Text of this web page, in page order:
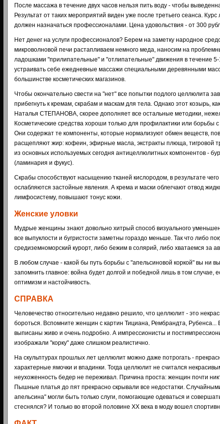
После массажа в течение двух часов нельзя пить воду - чтобы
Результат от таких мероприятий виден уже после третьего сеанса.
должен назначаться профессионалами. Цена удовольствия - от 300
Нет денег на услуги профессионалов? Берем на заметку народное
микроволновой печи растапливаем немного меда, наносим на
ладошками "прилипательные" и "отлипательные" движения в течение
устраивать себе ежедневные массажи специальными деревянными
большинстве косметических магазинов.
Чтобы окончательно свести на "нет" все попытки подлого целлюлита
прибегнуть к кремам, скрабам и маскам для тела. Однако этот козырь,
Наталья СТЕПАНОВА, скорее дополняет все остальные методики,
Косметические средства хороши только для профилактики или борьбы
Они содержат те компоненты, которые нормализуют обмен веществ,
расщепляют жир: кофеин, эфирные масла, экстракты плюща, тигровой
из основных используемых сегодня антицеллюлитных компонентов -
(ламинария и фукус).
Скрабы способствуют насыщению тканей кислородом, в результате
ослабляются застойные явления. А крема и маски облегчают отвод
лимфосистему, повышают тонус кожи.
Женские уловки
Мудрые женщины знают довольно хитрый способ визуального
все выпуклости и бугристости заметны гораздо меньше. Так что либо
средиземноморский курорт, либо бежим в солярий, либо хватаемся за
В любом случае - какой бы путь борьбы с "апельсиновой коркой" вы ни
запомнить главное: война будет долгой и победной лишь в том случае,
оптимизм и настойчивость.
СПРАВКА
Человечество относительно недавно решило, что целлюлит - это
бороться. Вспомните женщин с картин Тициана, Рембрандта, Рубенса...
выписаны живо и очень подробно. А импрессионисты и
изображали "корку" даже слишком реалистично.
На скульптурах прошлых лет целлюлит можно даже потрогать -
характерные ямочки и впадинки. Тогда целлюлит не считался
неухоженность бедер не переживал. Причина проста: женщин почти
Пышные платья до пят прекрасно скрывали все недостатки.
апельсина" могли быть только слуги, помогающие одеваться и
стеснялся? И только во второй половине XX века в моду вошел